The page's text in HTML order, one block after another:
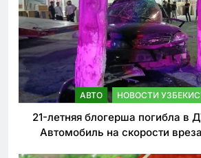
АВТО НОВОСТИ
21-летняя блогерша погибла в
Автомобиль на скорости